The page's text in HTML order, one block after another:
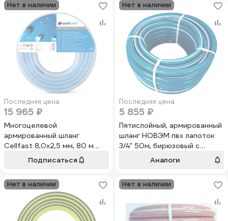
Нет в наличии
Последняя цена
15 965 ₽
Многоцелевой
армированный шланг
Cellfast 8,0x2,5 мм, 80 м
20-671Подписаться
Нет в наличии
Последняя цена
5 855 ₽
Пятислойный, армированный
шланг НОВЭМ пвх лапоток
3/4" 50м, бирюзовый с
черной нитью ЛПТ 3/4" 50м,
бирюзовый с черной нитью
Аналоги
Нет в наличии Нет в наличии